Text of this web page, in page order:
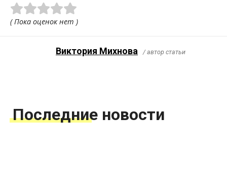
( Пока оценок нет )
Виктория Михнова / автор статьи
Последние новости